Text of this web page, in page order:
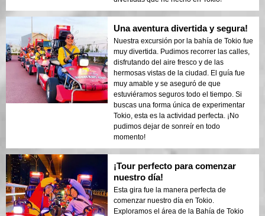
Una aventura divertida y segura!
Nuestra excursión por la bahía de Tokio fue
muy divertida. Pudimos recorrer las calles,
disfrutando del aire fresco y de las
hermosas vistas de la ciudad. El guía fue
muy amable y se aseguró de que
estuviéramos seguros todo el tiempo. Si
buscas una forma única de experimentar
Tokio, esta es la actividad perfecta. ¡No
pudimos dejar de sonreír en todo
momento!
¡Tour perfecto para comenzar
nuestro día!
Esta gira fue la manera perfecta de
comenzar nuestro día en Tokio.
Exploramos el área de la Bahía de Tokio